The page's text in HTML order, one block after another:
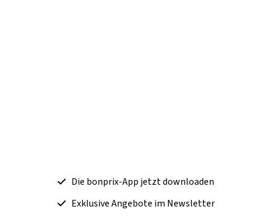
Die bonprix-App jetzt downloaden
Exklusive Angebote im Newsletter